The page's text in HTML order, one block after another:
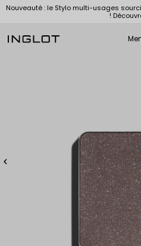
Nouveauté : le Stylo multi-usages
!
